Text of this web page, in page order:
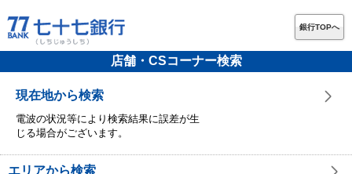
銀行TOPへ
店舗・CSコーナー検索
現在地から検索
電波の状況等により検索結果に誤差が生
じる場合がございます。
エリアから検索